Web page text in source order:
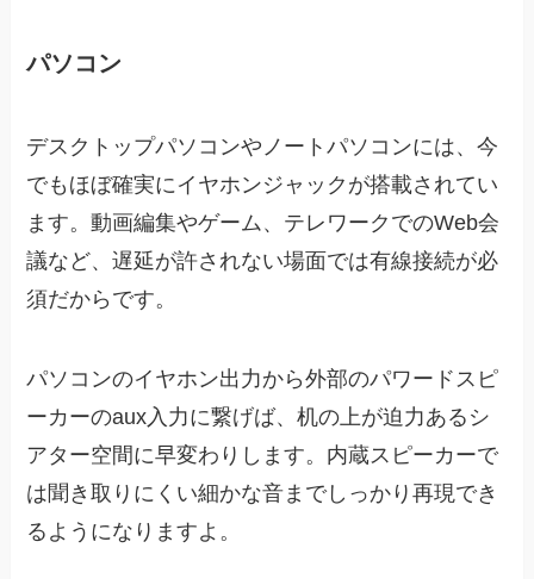
パソコン
デスクトップパソコンやノートパソコンには、今
でもほぼ確実にイヤホンジャックが搭載されてい
ます。動画編集やゲーム、テレワークでのWeb会
議など、遅延が許されない場面では有線接続が必
須だからです。
パソコンのイヤホン出力から外部のパワードスピ
ーカーのaux入力に繋げば、机の上が迫力あるシ
アター空間に早変わりします。内蔵スピーカーで
は聞き取りにくい細かな音までしっかり再現でき
るようになりますよ。